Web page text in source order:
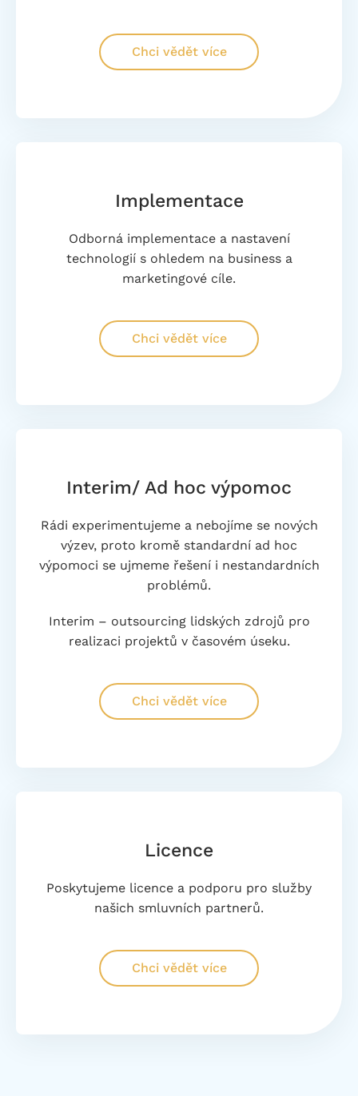
Chci vědět více
Implementace
Odborná implementace a nastavení
technologií s ohledem na business a
marketingové cíle.
Chci vědět více
Interim/ Ad hoc výpomoc
Rádi experimentujeme a nebojíme se nových
výzev, proto kromě standardní ad hoc
výpomoci se ujmeme řešení i nestandardních
problémů.
Interim – outsourcing lidských zdrojů pro
realizaci projektů v časovém úseku.
Chci vědět více
Licence
Poskytujeme licence a podporu pro služby
našich smluvních partnerů.
Chci vědět více